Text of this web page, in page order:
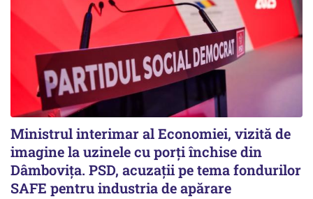
Ministrul interimar al Economiei, vizită de
imagine la uzinele cu porți închise din
Dâmbovița. PSD, acuzații pe tema fondurilor
SAFE pentru industria de apărare